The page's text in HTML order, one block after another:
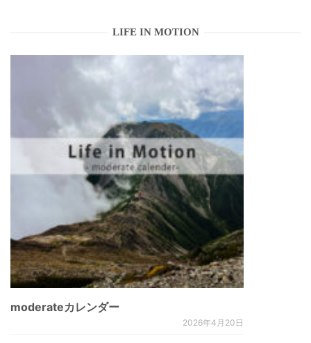
LIFE IN MOTION
moderateカレンダー
2026年4月20日